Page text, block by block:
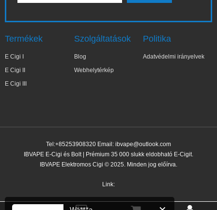
Termékek
E Cigi I
E Cigi II
E Cigi III
Szolgáltatások
Blog
Webhelytérkép
Politika
Adatvédelmi irányelvek
Tel:+85253908320 Email: ibvape@outlook.com
IBVAPE E-Cigi és Bolt | Prémium 35 000 slukk eldobható E-Cigit.
IBVAPE Elektromos Cigi © 2025. Minden jog előírva.
Link:
✕
Wa***a